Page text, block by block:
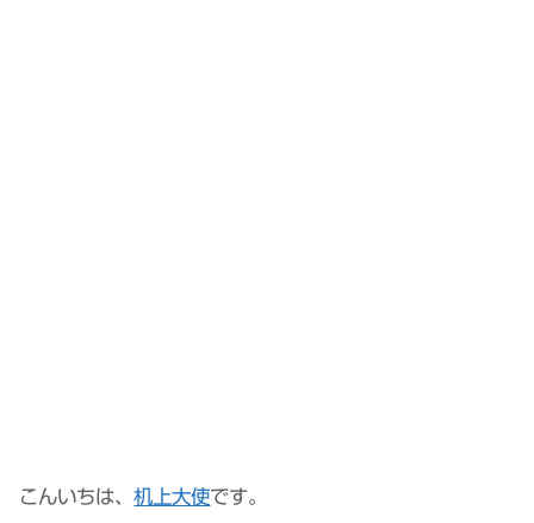
こんいちは、机上大使です。